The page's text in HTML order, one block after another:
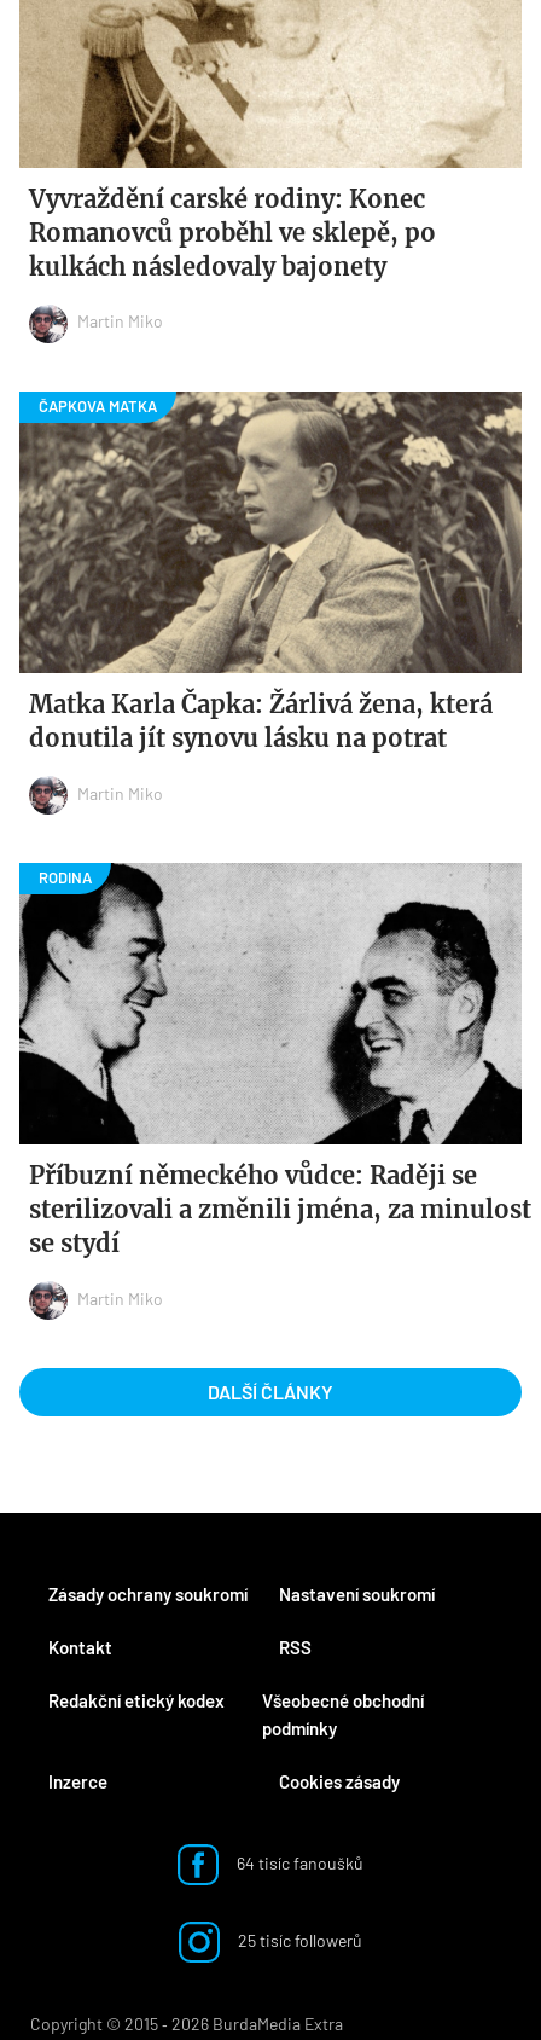
Vyvraždění carské rodiny: Konec
Romanovců proběhl ve sklepě, po
kulkách následovaly bajonety
Martin Miko
Matka Karla Čapka: Žárlivá žena, která
donutila jít synovu lásku na potrat
Martin Miko
Příbuzní německého vůdce: Raději se
sterilizovali a změnili jména, za minulost
se stydí
Martin Miko
DALŠÍ ČLÁNKY
Kontakt
Redakční etický kodex
Inzerce
RSS
Všeobecné obchodní
podmínky
Cookies zásady
Zásady ochrany soukromí Nastavení soukromí
64 tisíc fanoušků
25 tisíc followerů
Copyright © 2015 ‐ 2026 BurdaMedia Extra